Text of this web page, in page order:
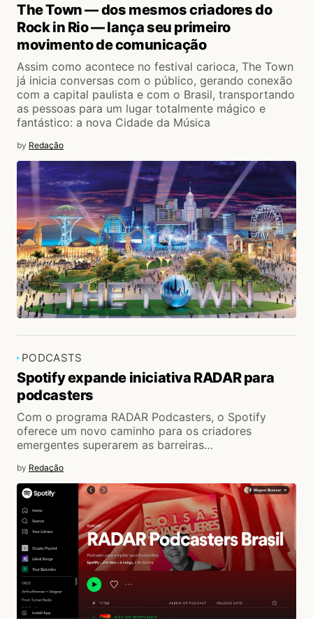
The Town — dos mesmos criadores do
Rock in Rio — lança seu primeiro
movimento de comunicação
Assim como acontece no festival carioca, The Town
já inicia conversas com o público, gerando conexão
com a capital paulista e com o Brasil, transportando
as pessoas para um lugar totalmente mágico e
fantástico: a nova Cidade da Música
by Redação
PODCASTS
Spotify expande iniciativa RADAR para
podcasters
Com o programa RADAR Podcasters, o Spotify
oferece um novo caminho para os criadores
emergentes superarem as barreiras…
by Redação